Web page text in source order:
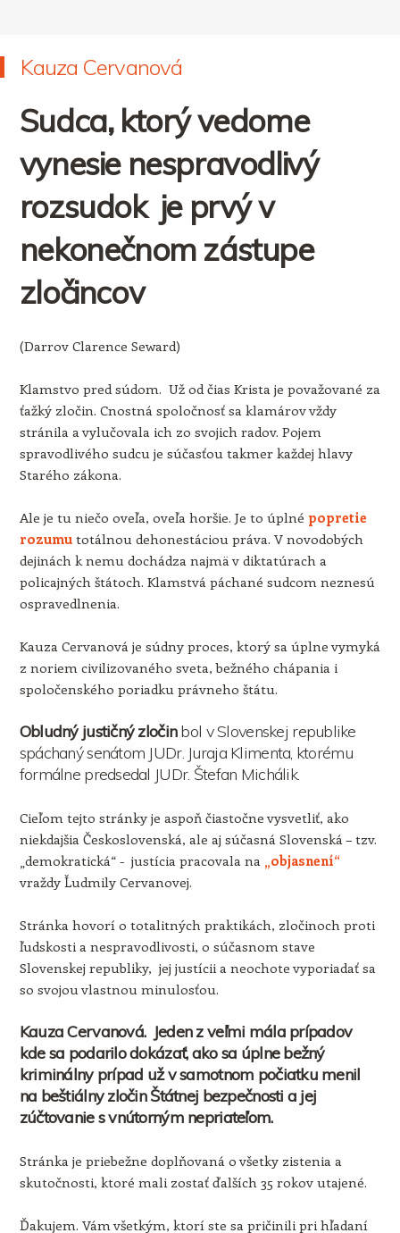
Kauza Cervanová
Sudca, ktorý vedome
vynesie nespravodlivý
rozsudok je prvý v
nekonečnom zástupe
zločincov
(Darrov Clarence Seward)
Klamstvo pred súdom. Už od čias Krista je považované za
ťažký zločin. Cnostná spoločnosť sa klamárov vždy
stránila a vylučovala ich zo svojich radov. Pojem
spravodlivého sudcu je súčasťou takmer každej hlavy
Starého zákona.
Ale je tu niečo oveľa, oveľa horšie. Je to úplné popretie
rozumutotálnou dehonestáciou práva. V novodobých
dejinách k nemu dochádza najmä v diktatúrach a
policajných štátoch. Klamstvá páchané sudcom neznesú
ospravedlnenia.
Kauza Cervanová je súdny proces, ktorý sa úplne vymyká
z noriem civilizovaného sveta, bežného chápania i
spoločenského poriadku právneho štátu.
Obludný justičný zločinbol v Slovenskej republike
spáchaný senátom JUDr. Juraja Klimenta, ktorému
formálne predsedal JUDr. Štefan Michálik.
Cieľom tejto stránky je aspoň čiastočne vysvetliť, ako
niekdajšia Československá, ale aj súčasná Slovenská – tzv.
„demokratická“ - justícia pracovala na „objasnení“
vraždy Ľudmily Cervanovej.
Stránka hovorí o totalitných praktikách, zločinoch proti
ľudskosti a nespravodlivosti, o súčasnom stave
Slovenskej republiky, jej justícii a neochote vyporiadať sa
so svojou vlastnou minulosťou.
Kauza Cervanová. Jeden z veľmi mála prípadov
kde sa podarilo dokázať, ako sa úplne bežný
kriminálny prípad už v samotnom počiatku menil
na beštiálny zločin Štátnej bezpečnosti a jej
zúčtovanie s vnútorným nepriateľom.
Stránka je priebežne doplňovaná o všetky zistenia a
skutočnosti, ktoré mali zostať ďalších 35 rokov utajené.
Ďakujem. Vám všetkým, ktorí ste sa pričinili pri hľadaní